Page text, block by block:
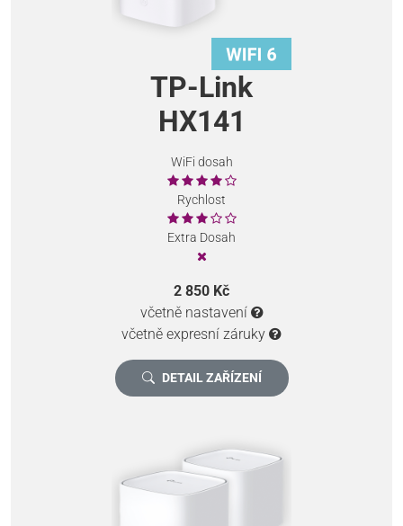
TP-Link
HX141
WiFi dosah
Rychlost
Extra Dosah
2 850 Kč
včetně nastavení
včetně expresní záruky
DETAIL ZAŘÍZENÍ